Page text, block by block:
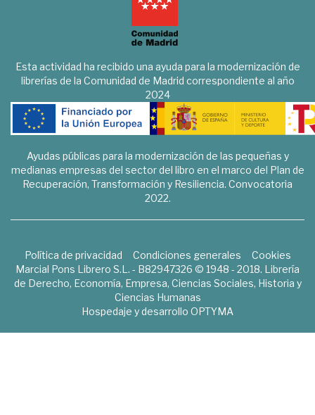
Esta actividad ha recibido una ayuda para la modernización de
librerías de la Comunidad de Madrid correspondiente al año
2024
Ayudas públicas para la modernización de las pequeñas y
medianas empresas del sector del libro en el marco del Plan de
Recuperación, Transformación y Resiliencia. Convocatoria
2022.
Política de privacidad Condiciones generales
Cookies
Marcial Pons Librero S.L. - B82947326 © 1948 - 2018. Librería
de Derecho, Economía, Empresa, Ciencias Sociales, Historia y
Ciencias Humanas
Hospedaje y desarrollo OPTYMA